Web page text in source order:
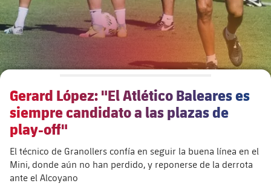
Junta Directiva
chevron-right
label.aria.chevronright
Órganos
chevron-right
label.aria.chevronright
Documents
chevron-right
label.aria.chevronright
Comisiones y órganos
plusicon
más
Más que un club
Masia 360
La Masia
plusicon
más
Década a década
Presidentes
Jugadores de leyenda
Gerard López: "El Atlético Baleares es
siempre candidato a las plazas de
play-off"
El técnico de Granollers confía en seguir la buena línea en el
Mini, donde aún no han perdido, y reponerse de la derrota
ante el Alcoyano